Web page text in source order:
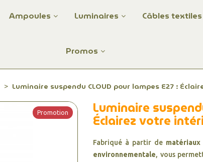
Ampoules Luminaires Câbles textiles
Promos
Luminaire suspendu CLOUD pour lampes E27 :
Promotion Luminaire
Éclairez votre
Fabriqué à partir de matériaux
environnementale, vous